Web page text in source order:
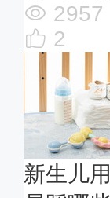
2957
2
新生儿